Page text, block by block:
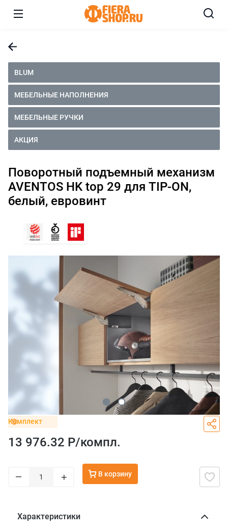
BLUM
МЕБЕЛЬНЫЕ НАПОЛНЕНИЯ
МЕБЕЛЬНЫЕ РУЧКИ
АКЦИЯ
Поворотный подъемный механизм
AVENTOS HK top 29 для TIP-ON,
белый, евровинт
Комплект
13 976.32 Р/компл.
– + В корзину
Характеристики